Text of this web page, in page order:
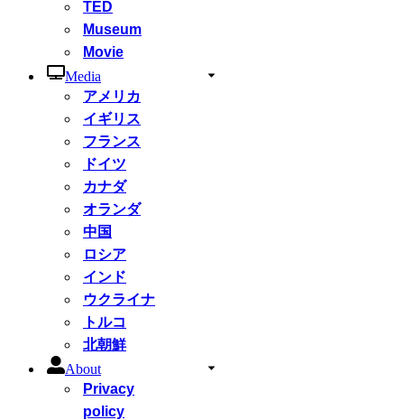
TED
Museum
Movie
Media
アメリカ
イギリス
フランス
ドイツ
カナダ
オランダ
中国
ロシア
インド
ウクライナ
トルコ
北朝鮮
About
Privacy
policy